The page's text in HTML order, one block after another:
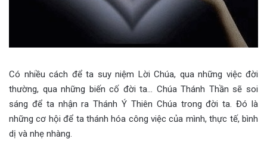
Có nhiều cách để ta suy niệm Lời Chúa, qua những việc đời
thường, qua những biến cố đời ta… Chúa Thánh Thần sẽ soi
sáng để ta nhận ra Thánh Ý Thiên Chúa trong đời ta. Đó là
những cơ hội để ta thánh hóa công việc của mình, thực tế, bình
dị và nhẹ nhàng.